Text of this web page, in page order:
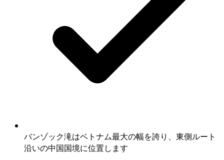
バンゾック滝はベトナム最大の幅を誇り、東側ルート
沿いの中国国境に位置します